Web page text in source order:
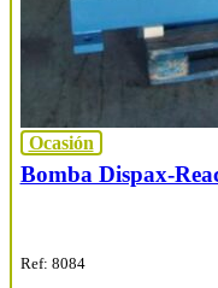
Ocasión
Bomba Dispax-
Ref: 8084